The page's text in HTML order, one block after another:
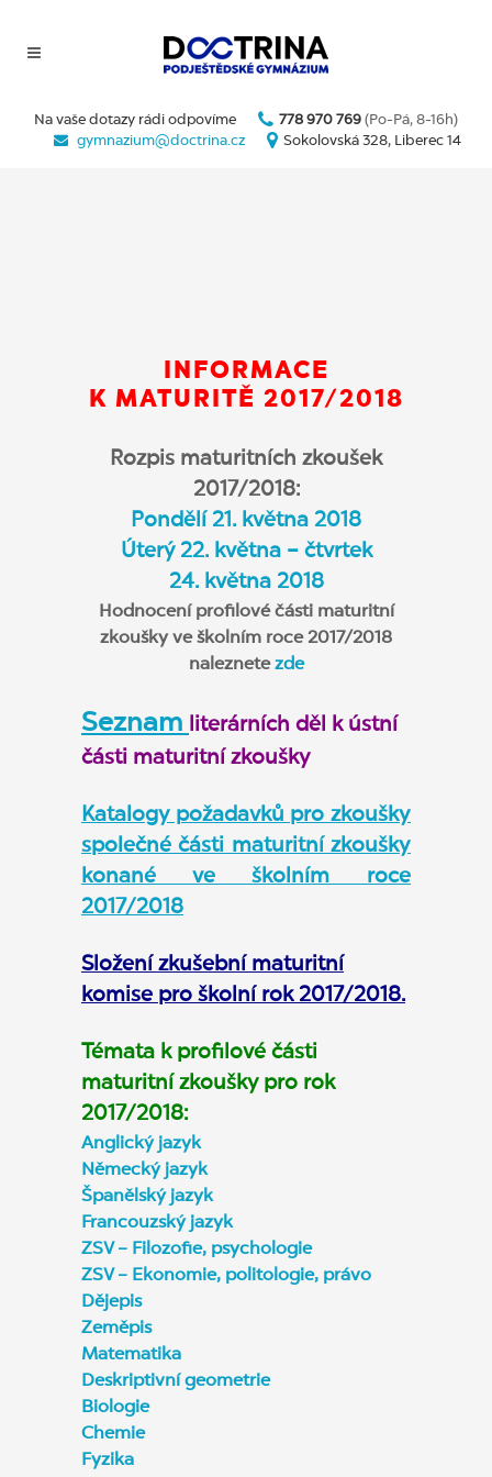
Na vaše dotazy rádi odpovíme 778 970 769 (Po-Pá, 8-16h)
gymnazium@doctrina.cz
Sokolovská 328, Liberec 14
INFORMACE
K MATURITĚ 2017/2018
Rozpis maturitních zkoušek
2017/2018:
Pondělí 21. května 2018
Úterý 22. května – čtvrtek
24. května 2018
Hodnocení profilové části maturitní
zkoušky ve školním roce 2017/2018
naleznetezde
Seznam literárních děl k ústní
části maturitní zkoušky
Katalogy požadavků pro zkoušky
společné části maturitní zkoušky
konané ve školním roce
2017/2018
Složení zkušební maturitní
komise pro školní rok 2017/2018.
Témata k profilové části
maturitní zkoušky pro rok
2017/2018:
Anglický jazyk
Německý jazyk
Španělský jazyk
Francouzský jazyk
ZSV – Filozofie, psychologie
ZSV – Ekonomie, politologie, právo
Dějepis
Zeměpis
Matematika
Deskriptivní geometrie
Biologie
Chemie
Fyzika